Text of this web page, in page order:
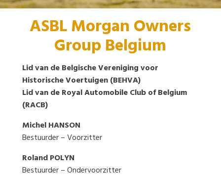
ASBL Morgan Owners
Group Belgium
Lid van de Belgische Vereniging voor
Historische Voertuigen (BEHVA)
Lid van de Royal Automobile Club of Belgium
(RACB)
Michel HANSON
Bestuurder – Voorzitter
Roland POLYN
Bestuurder – Ondervoorzitter